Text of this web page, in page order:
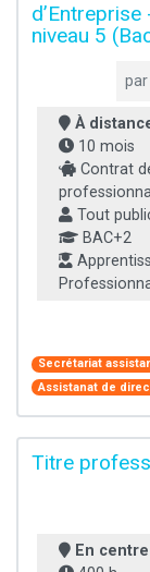
niveau 5
par
À
10 mois
Contrat
Tout
BAC+2
Secrétariat
Assistanat de
Titre
En centre